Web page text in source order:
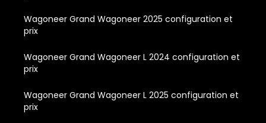
Wagoneer Grand Wagoneer 2025 configuration et
prix
Wagoneer Grand Wagoneer L 2024 configuration et
prix
Wagoneer Grand Wagoneer L 2025 configuration et
prix